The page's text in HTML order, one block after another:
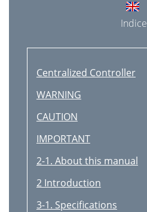
Indice
Centralized Controller
WARNING
CAUTION
IMPORTANT
2-1. About this manual
2 Introduction
3-1. Specifications